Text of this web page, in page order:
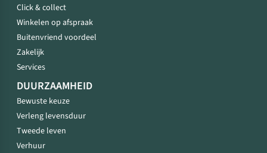
Click & collect
Winkelen op afspraak
Buitenvriend voordeel
Zakelijk
Services
DUURZAAMHEID
Bewuste keuze
Verleng levensduur
Tweede leven
Verhuur